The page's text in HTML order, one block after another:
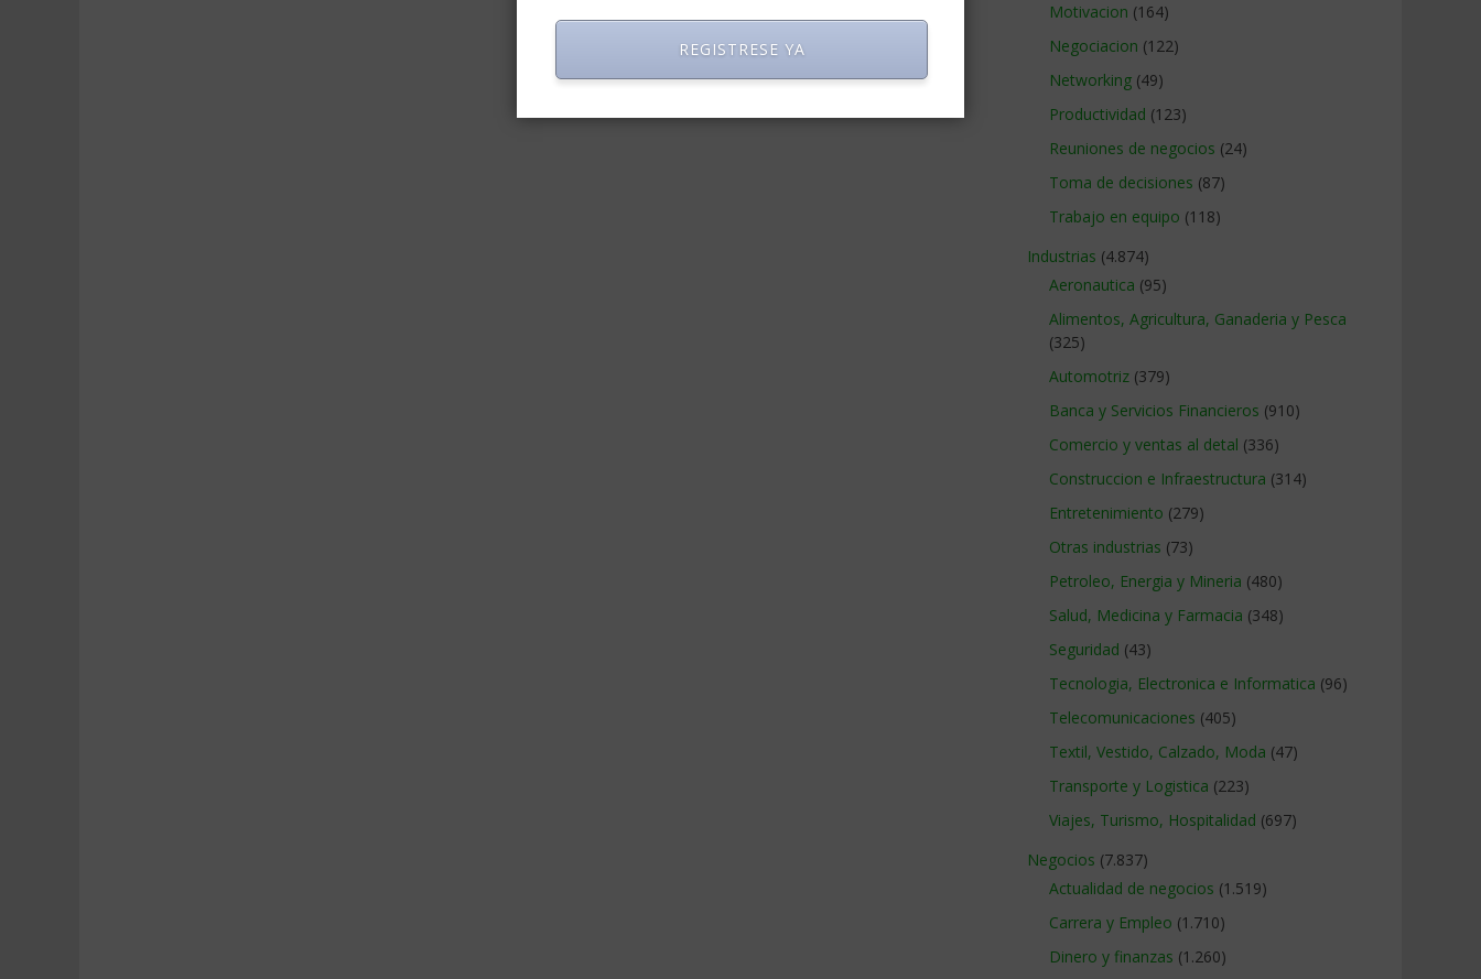
Motivacion (164)
Negociacion (122)
Networking (49)
Productividad (123)
Reuniones de negocios (24)
Toma de decisiones (87)
Trabajo en equipo (118)
Industrias (4.874)
Aeronautica (95)
Alimentos, Agricultura, Ganaderia y Pesca
(325)
Automotriz (379)
Banca y Servicios Financieros (910)
Comercio y ventas al detal (336)
Construccion e Infraestructura (314)
Entretenimiento (279)
Otras industrias (73)
Petroleo, Energia y Mineria (480)
Salud, Medicina y Farmacia (348)
Seguridad (43)
Tecnologia, Electronica e Informatica (96)
Telecomunicaciones (405)
Textil, Vestido, Calzado, Moda (47)
Transporte y Logistica (223)
Viajes, Turismo, Hospitalidad (697)
Negocios (7.837)
Actualidad de negocios (1.519)
Carrera y Empleo (1.710)
Dinero y finanzas (1.260)
REGISTRESE YA